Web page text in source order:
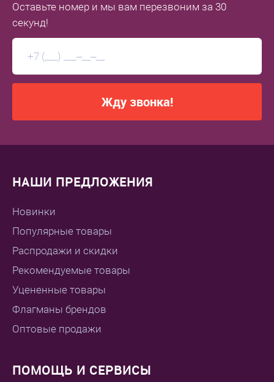
Оставьте номер и мы вам перезвоним за 30
секунд!
Жду звонка!
НАШИ ПРЕДЛОЖЕНИЯ
Новинки
Популярные товары
Распродажи и скидки
Рекомендуемые товары
Уцененные товары
Флагманы брендов
Оптовые продажи
ПОМОЩЬ И СЕРВИСЫ